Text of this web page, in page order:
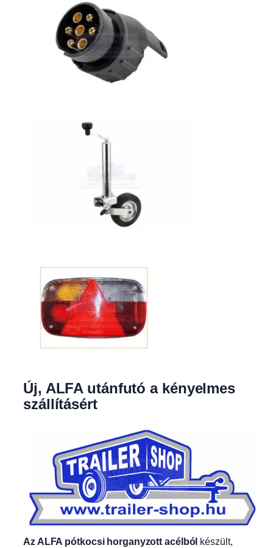
Új, ALFA utánfutó a kényelmes
szállításért
Az ALFA pótkocsi horganyzott acélból készült,